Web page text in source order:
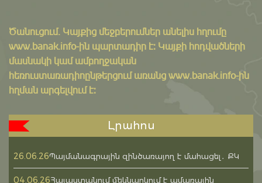
Ծանուցում․ Կայքից մեջբերումներ անելիս հղումը
www.banak.info-ին պարտադիր է: Կայքի հոդվածների
մասնակի կամ ամբողջական
հեռուստառադիոընթերցում առանց www.banak.info-ին
հղման արգելվում է:
Լրահոս
26.06.26Պայմանագրային զինծառայող է մահացել․ ՔԿ
04.06.26Հայաստանում մեկնարկում է ամառային